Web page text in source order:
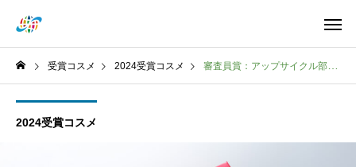
受賞コスメ 2024受賞コスメ 審査員賞：アップサイクル部門奏波カナハアイヴェールモイストリッチ(クリーム)
2024受賞コスメ